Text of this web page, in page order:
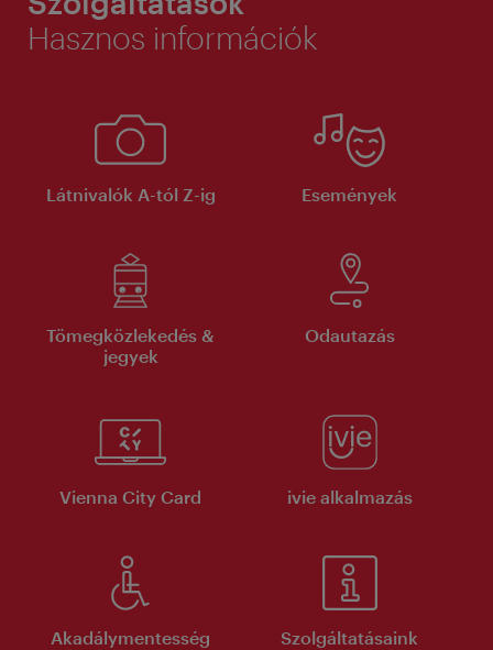
Hasznos információk
Látnivalók A-tól Z-ig Események
Tömegközlekedés &
jegyek
Odautazás
Vienna City Card ivie alkalmazás
Akadálymentesség Szolgáltatásaink